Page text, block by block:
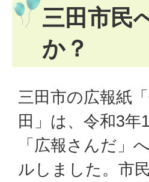
三田市民
か？
三田市の広報紙
田」は、令和3年
「広報さんだ」
ルしました。市